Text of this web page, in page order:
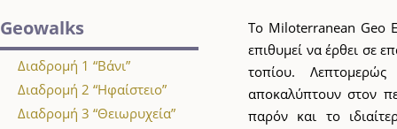
Geowalks
Διαδρομή 1 “Βάνι”
Διαδρομή 2 “Ηφαίστειο”
Διαδρομή 3 “Θειωρυχεία”
Το Miloterranean Geo
επιθυμεί να έρθει σε
τοπίου. Λεπτομερώς
αποκαλύπτουν στον
παρόν και το